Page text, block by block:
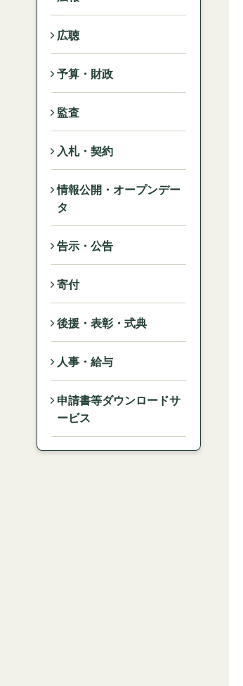
広聴
予算・財政
監査
入札・契約
情報公開・オープンデー
タ
告示・公告
寄付
後援・表彰・式典
人事・給与
申請書等ダウンロードサ
ービス